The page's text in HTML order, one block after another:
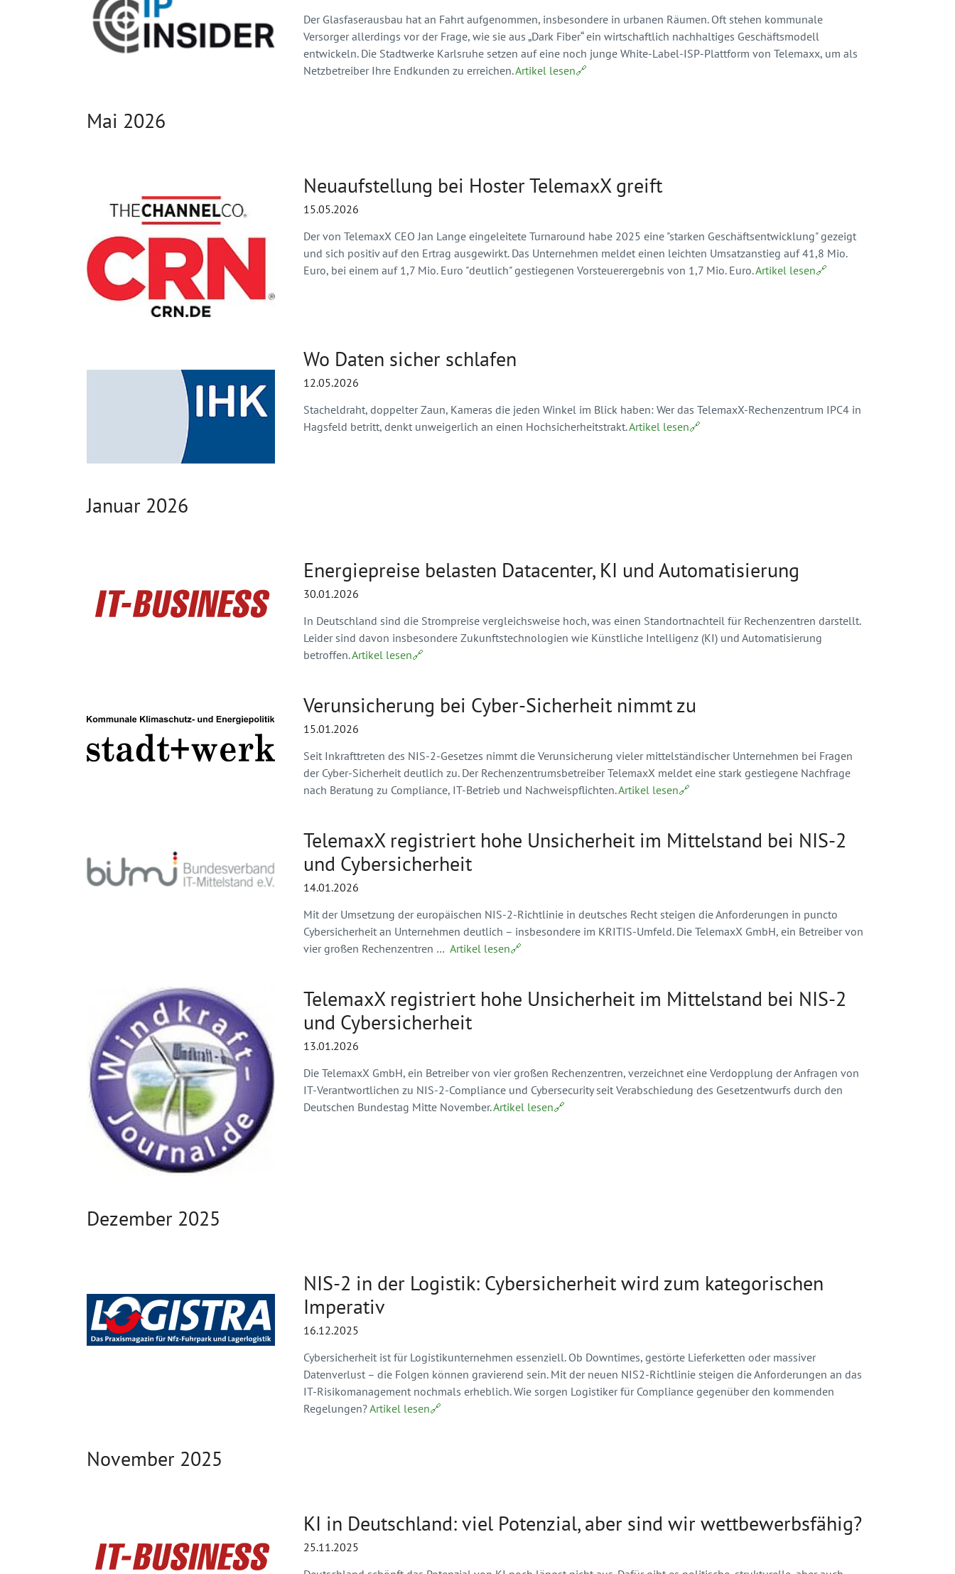
Der Glasfaserausbau hat an Fahrt aufgenommen, insbesondere in urbanen Räumen. Oft stehen kommunale
Versorger allerdings vor der Frage, wie sie aus „Dark Fiber“ ein wirtschaftlich nachhaltiges Geschäftsmodell
entwickeln. Die Stadtwerke Karlsruhe setzen auf eine noch junge White-Label-ISP-Plattform von Telemaxx, um als
Netzbetreiber Ihre Endkunden zu erreichen.Artikel lesen🔗
Mai 2026
Neuaufstellung bei Hoster TelemaxX greift
15.05.2026
Der von TelemaxX CEO Jan Lange eingeleitete Turnaround habe 2025 eine "starken Geschäftsentwicklung" gezeigt
und sich positiv auf den Ertrag ausgewirkt. Das Unternehmen meldet einen leichten Umsatzanstieg auf 41,8 Mio.
Euro, bei einem auf 1,7 Mio. Euro "deutlich" gestiegenen Vorsteuerergebnis von 1,7 Mio. Euro.Artikel lesen🔗
Wo Daten sicher schlafen
12.05.2026
Stacheldraht, doppelter Zaun, Kameras die jeden Winkel im Blick haben: Wer das TelemaxX-Rechenzentrum IPC4 in
Hagsfeld betritt, denkt unweigerlich an einen Hochsicherheitstrakt.Artikel lesen🔗
Januar 2026
Energiepreise belasten Datacenter, KI und Automatisierung
30.01.2026
In Deutschland sind die Strompreise vergleichsweise hoch, was einen Standortnachteil für Rechenzentren darstellt.
Leider sind davon insbesondere Zukunftstechnologien wie Künstliche Intelligenz (KI) und Automatisierung
betroffen.Artikel lesen🔗
Verunsicherung bei Cyber-Sicherheit nimmt zu
15.01.2026
Seit Inkrafttreten des NIS-2-Gesetzes nimmt die Verunsicherung vieler mittelständischer Unternehmen bei Fragen
der Cyber-Sicherheit deutlich zu. Der Rechenzentrumsbetreiber TelemaxX meldet eine stark gestiegene Nachfrage
nach Beratung zu Compliance, IT-Betrieb und Nachweispflichten.Artikel lesen🔗
TelemaxX registriert hohe Unsicherheit im Mittelstand bei NIS-2
und Cybersicherheit
14.01.2026
Mit der Umsetzung der europäischen NIS-2-Richtlinie in deutsches Recht steigen die Anforderungen in puncto
Cybersicherheit an Unternehmen deutlich – insbesondere im KRITIS-Umfeld. Die TelemaxX GmbH, ein Betreiber von
vier großen Rechenzentren … Artikel lesen🔗
TelemaxX registriert hohe Unsicherheit im Mittelstand bei NIS-2
und Cybersicherheit
13.01.2026
Die TelemaxX GmbH, ein Betreiber von vier großen Rechenzentren, verzeichnet eine Verdopplung der Anfragen von
IT-Verantwortlichen zu NIS-2-Compliance und Cybersecurity seit Verabschiedung des Gesetzentwurfs durch den
Deutschen Bundestag Mitte November.Artikel lesen🔗
Dezember 2025
NIS-2 in der Logistik: Cybersicherheit wird zum kategorischen
Imperativ
16.12.2025
Cybersicherheit ist für Logistikunternehmen essenziell. Ob Downtimes, gestörte Lieferketten oder massiver
Datenverlust – die Folgen können gravierend sein. Mit der neuen NIS2-Richtlinie steigen die Anforderungen an das
IT-Risikomanagement nochmals erheblich. Wie sorgen Logistiker für Compliance gegenüber den kommenden
Regelungen?Artikel lesen🔗
November 2025
KI in Deutschland: viel Potenzial, aber sind wir wettbewerbsfähig?
25.11.2025